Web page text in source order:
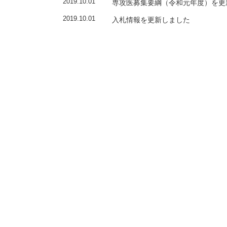
2019.10.01 専攻医募集要綱（令和元年度）を
2019.10.01 入札情報を更新しました